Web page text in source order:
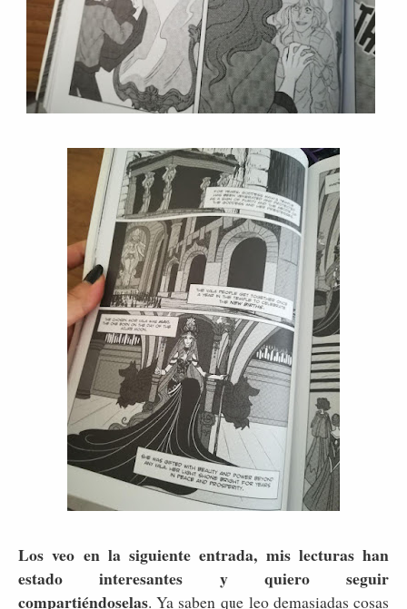
Los veo en la siguiente entrada, mis lecturas han
estado interesantes y quiero seguir
compartiéndoselas. Ya saben que leo demasiadas cosas